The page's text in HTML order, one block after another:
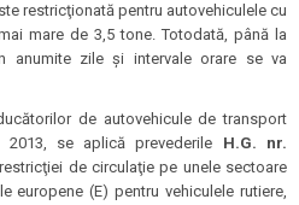
restricţionată pentru autovehiculele cu
mare de 3,5 tone. Totodată, până la
anumite zile şi intervale orare se va
de autovehicule de transport
se aplică prevederile H.G. nr.
de circulaţie pe unele sectoare
europene (E) pentru vehiculele rutiere,